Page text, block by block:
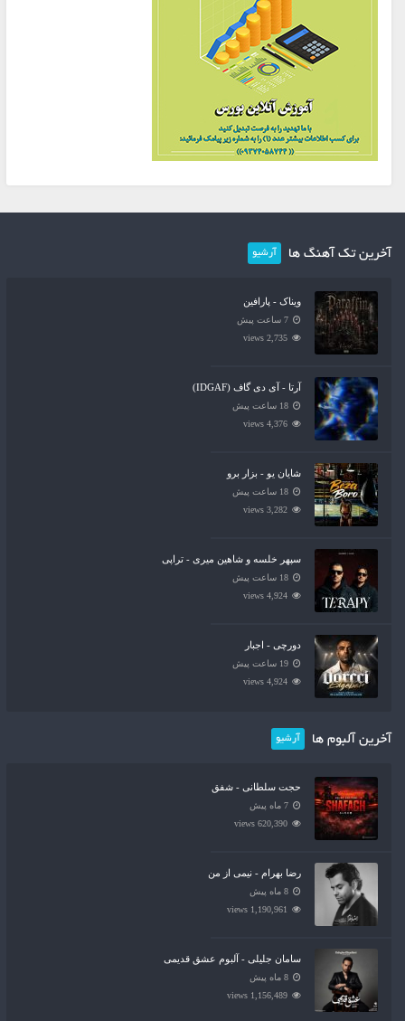
آخرین تک آهنگ ها آرشیو
ویناک - پارافین
7 ساعت پیش
2,735 views
آرتا - آی دی گاف (IDGAF)
18 ساعت پیش
4,376 views
شایان یو - بزار برو
18 ساعت پیش
3,282 views
سپهر خلسه و شاهین میری - تراپی
18 ساعت پیش
4,924 views
دورچی - اجبار
19 ساعت پیش
4,924 views
آخرین آلبوم ها آرشیو
حجت سلطانی - شفق
7 ماه پیش
620,390 views
رضا بهرام - نیمی از من
8 ماه پیش
1,190,961 views
سامان جلیلی - آلبوم عشق قدیمی
8 ماه پیش
1,156,489 views